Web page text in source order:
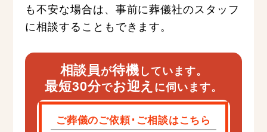
も不安な場合は、事前に葬儀社のスタッフ
に相談することもできます。
相談員が待機しています。
最短30分でお迎えに伺います。
ご葬儀のご依頼･ご相談はこちら